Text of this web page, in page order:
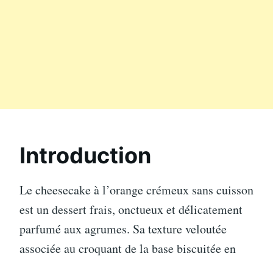
Introduction
Le cheesecake à l’orange crémeux sans cuisson
est un dessert frais, onctueux et délicatement
parfumé aux agrumes. Sa texture veloutée
associée au croquant de la base biscuitée en